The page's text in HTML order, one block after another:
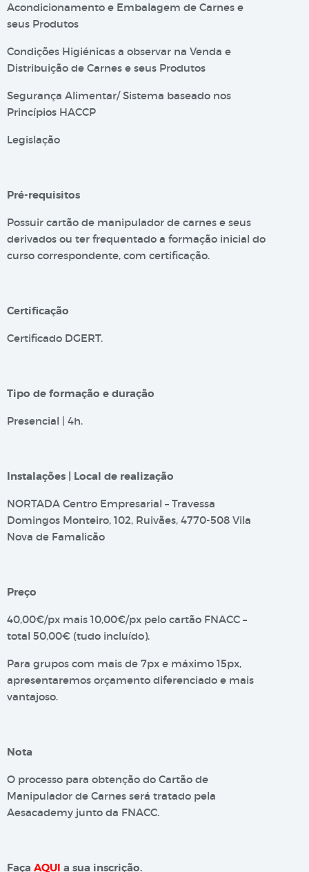
Acondicionamento e Embalagem de Carnes e
seus Produtos
Condições Higiénicas a observar na Venda e
Distribuição de Carnes e seus Produtos
Segurança Alimentar/ Sistema baseado nos
Princípios HACCP
Legislação
Pré-requisitos
Possuir cartão de manipulador de carnes e seus
derivados ou ter frequentado a formação inicial do
curso correspondente, com certificação.
Certificação
Certificado DGERT.
Tipo de formação e duração
Presencial | 4h.
Instalações | Local de realização
NORTADA Centro Empresarial – Travessa
Domingos Monteiro, 102, Ruivães, 4770-508 Vila
Nova de Famalicão
Preço
40,00€/px mais 10,00€/px pelo cartão FNACC –
total 50,00€ (tudo incluído).
Para grupos com mais de 7px e máximo 15px,
apresentaremos orçamento diferenciado e mais
vantajoso.
Nota
O processo para obtenção do Cartão de
Manipulador de Carnes será tratado pela
Aesacademy junto da FNACC.
Faça AQUI a sua inscrição.